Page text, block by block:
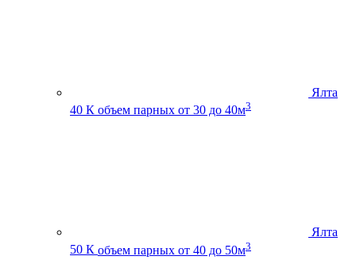
Ялта
40 К объем парных от 30 до 40м3
Ялта
50 К объем парных от 40 до 50м3